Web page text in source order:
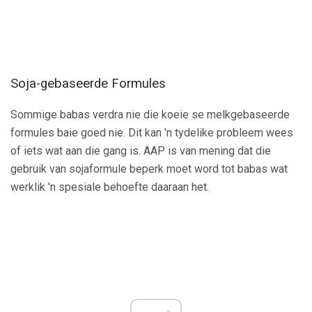
Soja-gebaseerde Formules
Sommige babas verdra nie die koeie se melkgebaseerde
formules baie goed nie. Dit kan 'n tydelike probleem wees
of iets wat aan die gang is. AAP is van mening dat die
gebruik van sojaformule beperk moet word tot babas wat
werklik 'n spesiale behoefte daaraan het.